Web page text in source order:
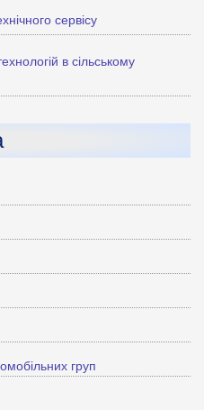
сервісу
в сільському
груп